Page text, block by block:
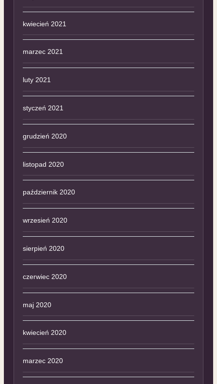
kwiecień 2021
marzec 2021
luty 2021
styczeń 2021
grudzień 2020
listopad 2020
październik 2020
wrzesień 2020
sierpień 2020
czerwiec 2020
maj 2020
kwiecień 2020
marzec 2020